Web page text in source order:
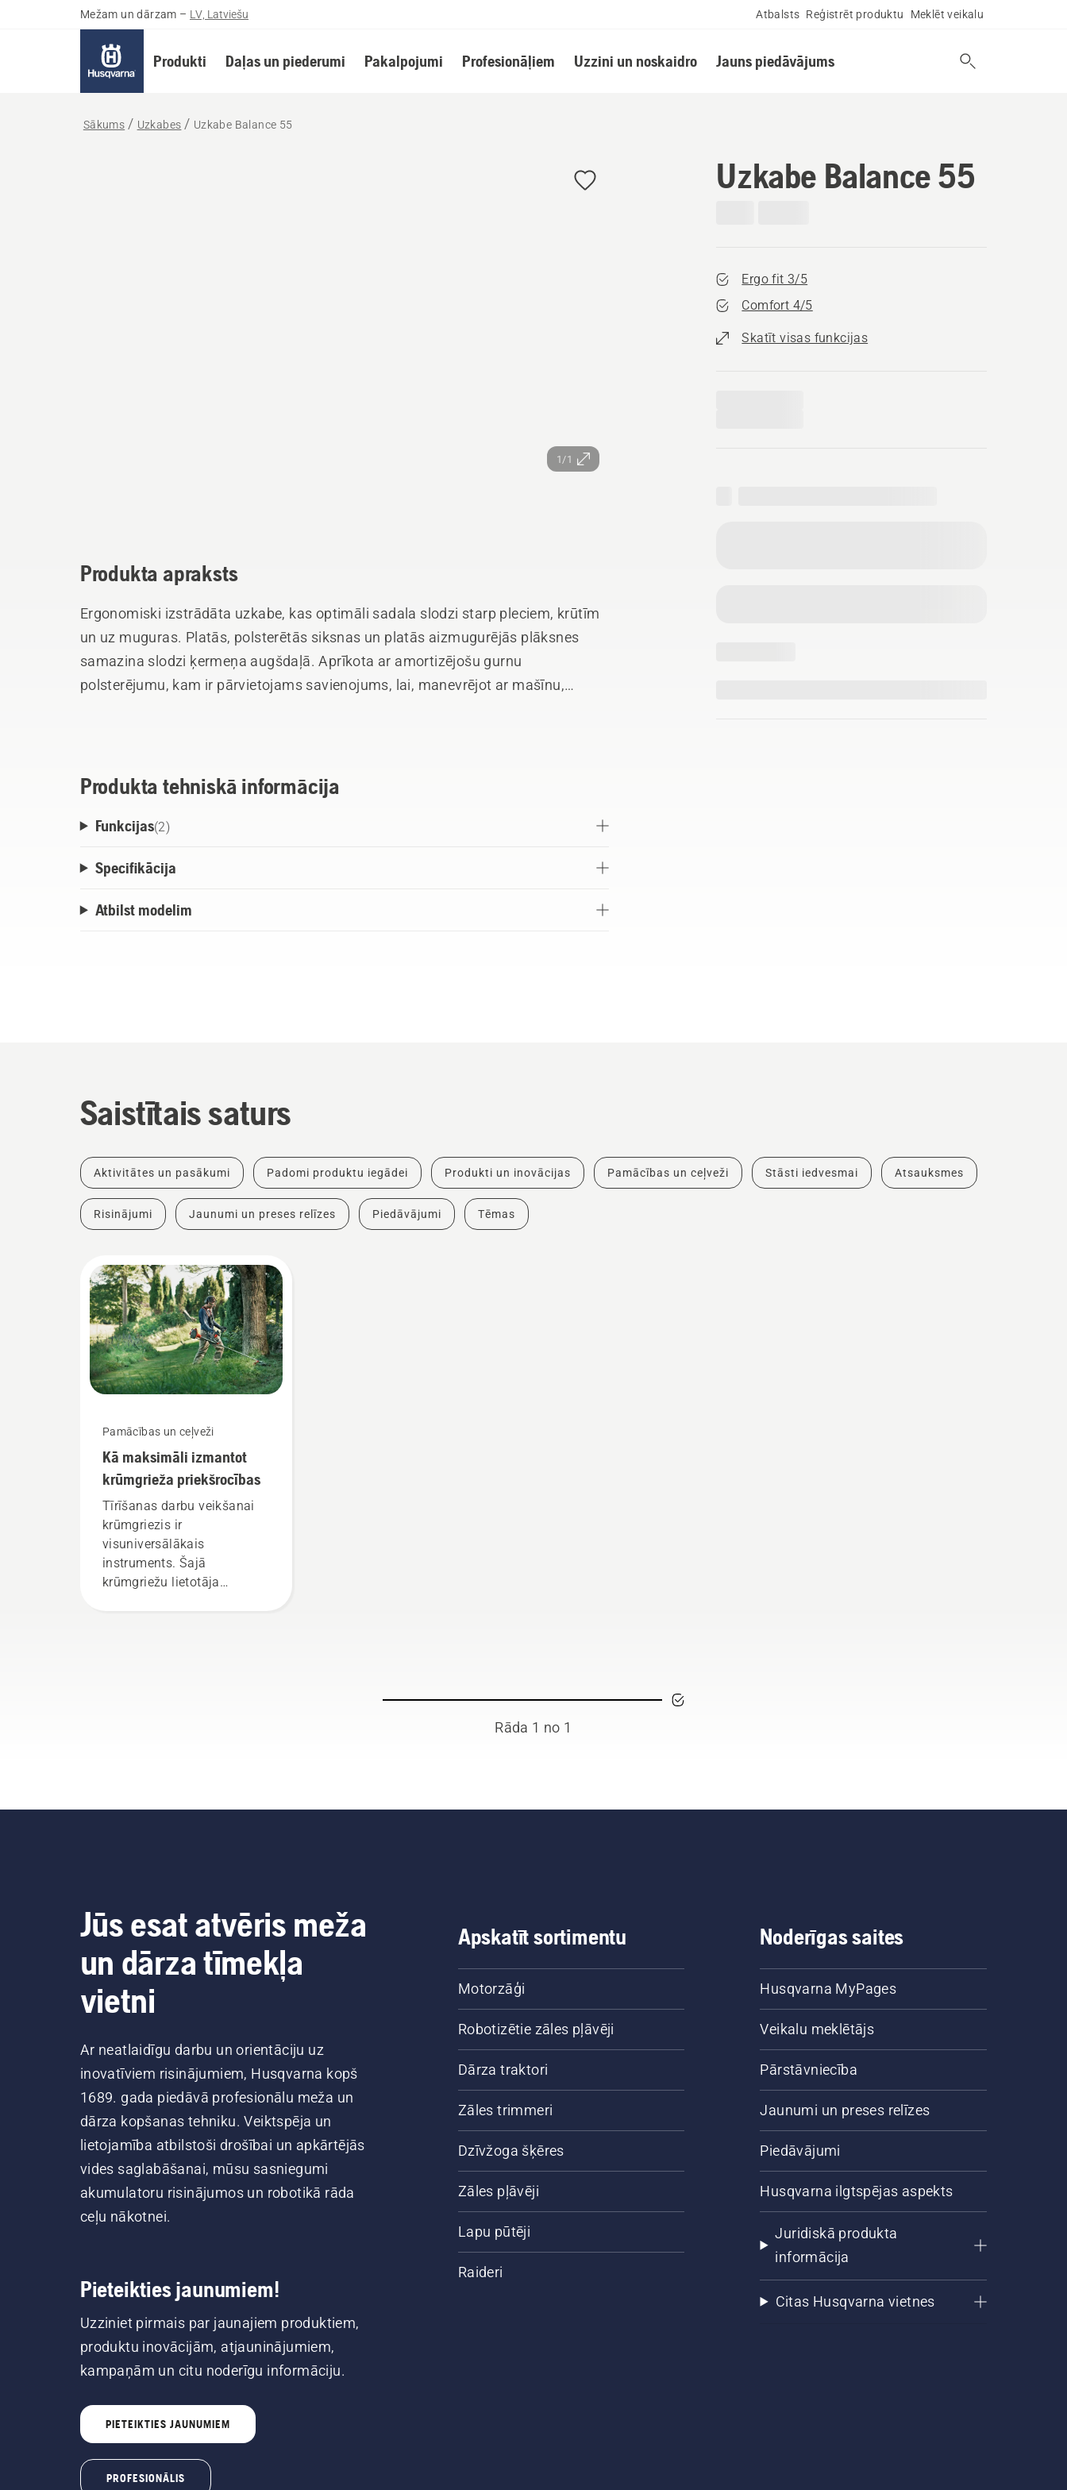
Mežam un dārzam – LV, Latviešu Atbalsts Reģistrēt produktu Meklēt veikalu
Produkti Daļas un piederumi Pakalpojumi Profesionāļiem Uzzini un noskaidro Jauns piedāvājums
Sākums Uzkabes Uzkabe Balance 55
1/1
Uzkabe Balance 55
Ergo fit 3/5
Comfort 4/5
Skatīt visas funkcijas
Produkta apraksts
Ergonomiski izstrādāta uzkabe, kas optimāli sadala slodzi starp pleciem, krūtīm
un uz muguras. Platās, polsterētās siksnas un platās aizmugurējās plāksnes
samazina slodzi ķermeņa augšdaļā. Aprīkota ar amortizējošu gurnu
polsterējumu, kam ir pārvietojams savienojums, lai, manevrējot ar mašīnu,
Produkta tehniskā informācija
Funkcijas(2)
Specifikācija
Atbilst modelim
Saistītais saturs
Aktivitātes un pasākumi Padomi produktu iegādei Produkti un inovācijas Pamācības un ceļveži Stāsti iedvesmai Atsauksmes
Risinājumi Jaunumi un preses relīzes Piedāvājumi Tēmas
Pamācības un ceļveži
Kā maksimāli izmantot
krūmgrieža priekšrocības
Tīrīšanas darbu veikšanai
krūmgriezis ir
visuniversālākais
instruments. Šajā
krūmgriežu lietotāja
Rāda 1 no 1
Jūs esat atvēris meža
un dārza tīmekļa
vietni
Ar neatlaidīgu darbu un orientāciju uz
inovatīviem risinājumiem, Husqvarna kopš
1689. gada piedāvā profesionālu meža un
dārza kopšanas tehniku. Veiktspēja un
lietojamība atbilstoši drošībai un apkārtējās
vides saglabāšanai, mūsu sasniegumi
akumulatoru risinājumos un robotikā rāda
ceļu nākotnei.
Pieteikties jaunumiem!
Uzziniet pirmais par jaunajiem produktiem,
produktu inovācijām, atjauninājumiem,
kampaņām un citu noderīgu informāciju.
PIETEIKTIES JAUNUMIEM
PROFESIONĀLIS
Apskatīt sortimentu
Motorzāģi
Robotizētie zāles pļāvēji
Dārza traktori
Zāles trimmeri
Dzīvžoga šķēres
Zāles pļāvēji
Lapu pūtēji
Raideri
Noderīgas saites
Husqvarna MyPages
Veikalu meklētājs
Pārstāvniecība
Jaunumi un preses relīzes
Piedāvājumi
Husqvarna ilgtspējas aspekts
Juridiskā produkta
informācija
Citas Husqvarna vietnes